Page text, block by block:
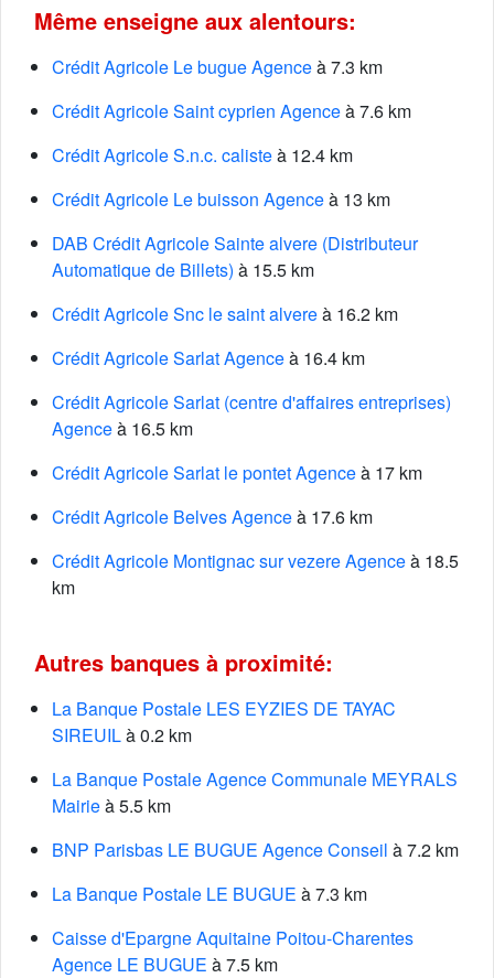
Même enseigne aux alentours:
Crédit Agricole Le bugue Agenceà 7.3 km
Crédit Agricole Saint cyprien Agenceà 7.6 km
Crédit Agricole S.n.c. calisteà 12.4 km
Crédit Agricole Le buisson Agenceà 13 km
DAB Crédit Agricole Sainte alvere (Distributeur
Automatique de Billets) à 15.5 km
Crédit Agricole Snc le saint alvereà 16.2 km
Crédit Agricole Sarlat Agenceà 16.4 km
Crédit Agricole Sarlat (centre d'affaires entreprises)
Agenceà 16.5 km
Crédit Agricole Sarlat le pontet Agenceà 17 km
Crédit Agricole Belves Agenceà 17.6 km
Crédit Agricole Montignac sur vezere Agenceà 18.5
km
Autres banques à proximité:
La Banque Postale LES EYZIES DE TAYAC
SIREUILà 0.2 km
La Banque Postale Agence Communale MEYRALS
Mairieà 5.5 km
BNP Parisbas LE BUGUE Agence Conseil à 7.2 km
La Banque Postale LE BUGUE à 7.3 km
Caisse d'Epargne Aquitaine Poitou-Charentes
Agence LE BUGUE à 7.5 km